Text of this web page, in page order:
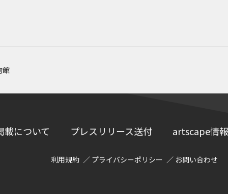
館
載について プレスリリース送付 artscape情
利用規約 プライバシーポリシー お問い合わせ